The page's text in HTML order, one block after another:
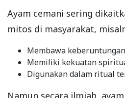
Ayam cemani sering
mitos di masyarakat,
Membawa keberuntungan
Memiliki kekuatan
Digunakan dalam ritual